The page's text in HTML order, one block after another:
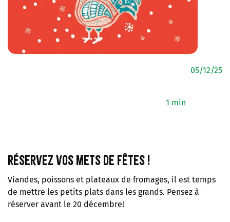
1 min
05/12/25
Réservez vos mets de fêtes !
Viandes, poissons et plateaux de fromages, il est temps
de mettre les petits plats dans les grands. Pensez à
réserver avant le 20 décembre!